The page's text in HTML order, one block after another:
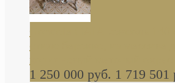
стиле барокко, из массива
коричневый матовый окрас
1 250 000 руб. 1 719 501